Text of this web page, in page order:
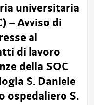
universitaria
– Avviso di
al
di lavoro
della SOC
S. Daniele
ospedaliero S.